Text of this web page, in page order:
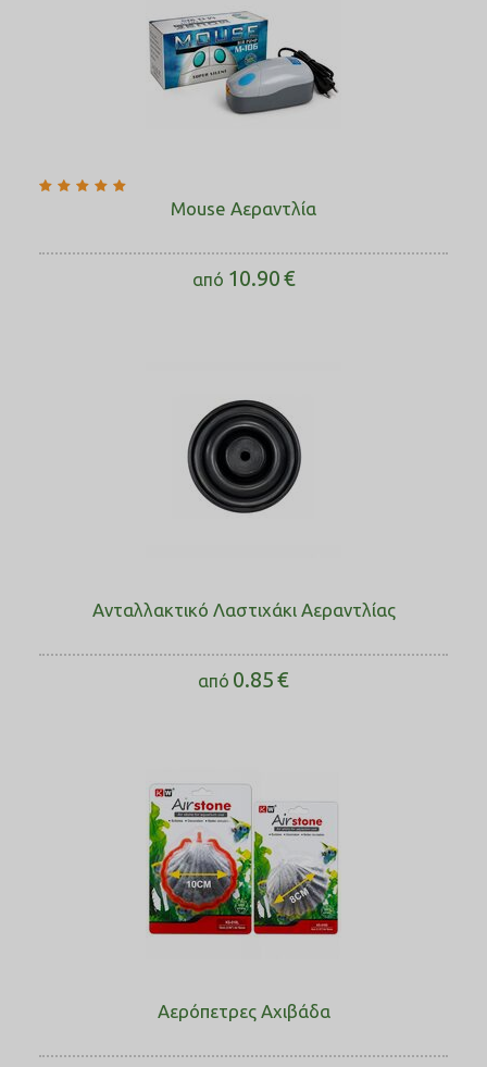
Mouse Αεραντλία
από 10.90€
Ανταλλακτικό Λαστιχάκι Αεραντλίας
από 0.85€
Αερόπετρες Αχιβάδα